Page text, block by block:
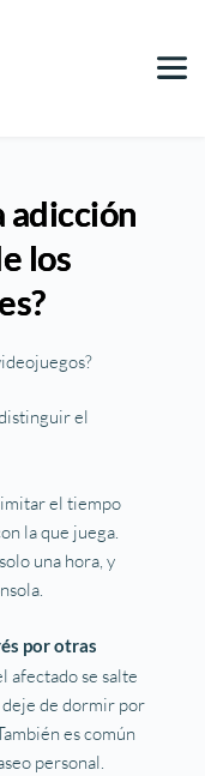
adicción
los
el
el tiempo
la que juega.
una hora, y
por otras
afectado se salte
deje de dormir por
es común
personal.